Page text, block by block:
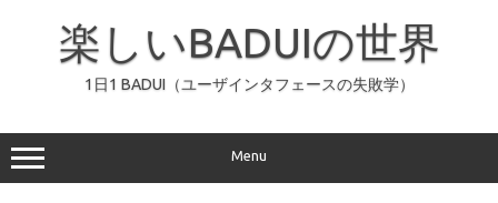
ッ
プ
楽しいBADUIの世界
1日1 BADUI（ユーザインタフェースの失敗学）
Menu